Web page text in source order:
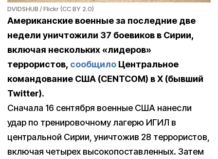
DVIDSHUB / Flickr (CC BY 2.0)
Американские военные за последние две
недели уничтожили 37 боевиков в Сирии,
включая нескольких «лидеров»
террористов, сообщило Центральное
командование США (CENTCOM) в X (бывший
Twitter).
Сначала 16 сентября военные США нанесли
удар по тренировочному лагерю ИГИЛ в
центральной Сирии, уничтожив 28 террористов,
включая четырех высокопоставленных. Затем